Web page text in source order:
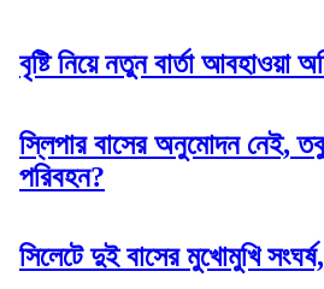
বৃষ্টি নিয়ে নতুন বার্তা আবহাওয়া
স্লিপার বাসের অনুমোদন নেই, তবু
পরিবহন?
সিলেটে দুই বাসের মুখোমুখি